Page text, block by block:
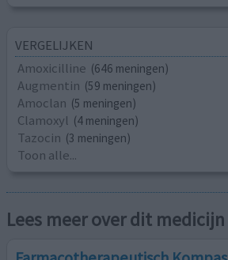
VERGELIJKEN
Amoxicilline (646 meningen)
Augmentin (59 meningen)
Amoclan (5 meningen)
Clamoxyl (4 meningen)
Tazocin (3 meningen)
Toon alle...
Lees meer over dit medicijn